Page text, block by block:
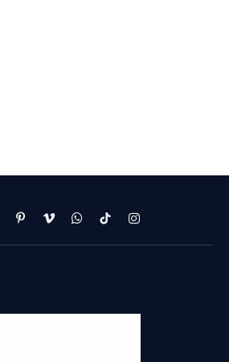
PinterestVimeoWhatsApp
TikTokInstagram